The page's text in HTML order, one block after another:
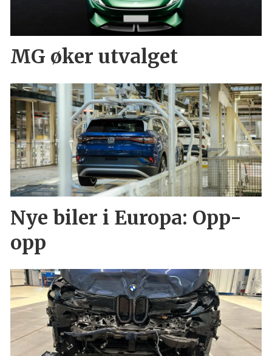
MG øker utvalget
Nye biler i Europa: Opp-
opp